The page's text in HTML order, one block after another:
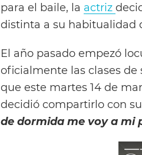
para el baile, la actriz
distinta a su habitualidad
El año pasado empezó
oficialmente las clases de
que este martes 14 de
decidió compartirlo con
de dormida me voy a mi